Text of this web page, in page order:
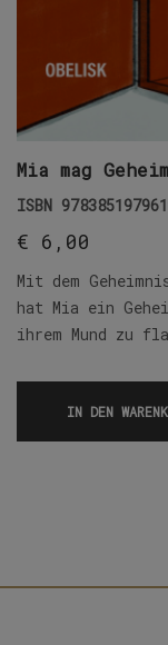
Mia mag
ISBN
€ 6,00
Mit dem
hat Mia ein
ihrem Mund zu
IN DEN